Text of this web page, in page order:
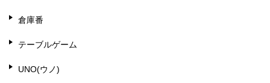
倉庫番
テーブルゲーム
UNO(ウノ)